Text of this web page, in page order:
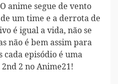
anime segue de vento
um time e a derrota de
é igual a vida, não se
não é bem assim para
cada episódio é uma
2 no Anime21!